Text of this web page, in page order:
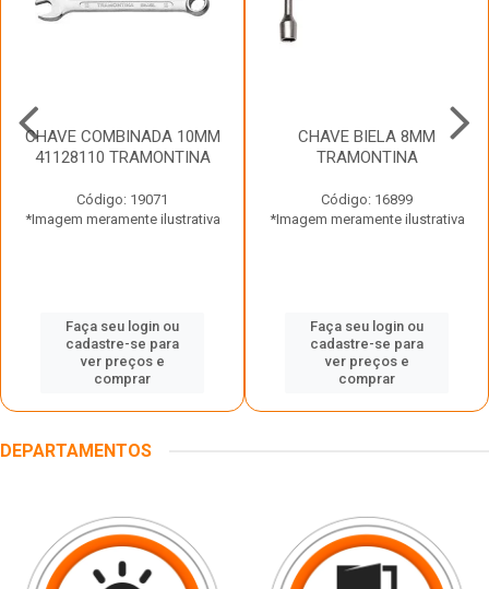
CHAVE COMBINADA 10MM
41128110 TRAMONTINA
Código: 19071
*Imagem meramente ilustrativa
Faça seu login ou
cadastre-se para
ver preços e
comprar
CHAVE BIELA 8MM
TRAMONTINA
Código: 16899
*Imagem meramente ilustrativa
Faça seu login ou
cadastre-se para
ver preços e
comprar
DEPARTAMENTOS